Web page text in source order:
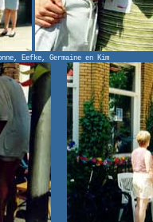
Eefke, Germaine en Kim